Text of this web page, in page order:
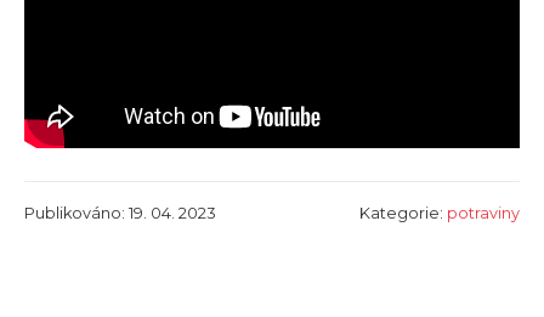
Publikováno: 19. 04. 2023 Kategorie: potraviny